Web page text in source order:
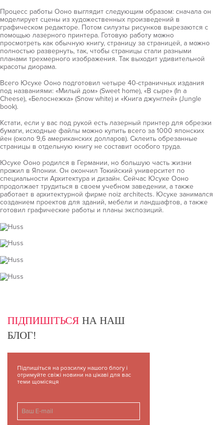
Процесс работы Ооно выглядит следующим образом: сначала он
моделирует сцены из художественных произведений в
графическом редакторе. Потом силуэты рисунков вырезаются с
помощью лазерного принтера. Готовую работу можно
просмотреть как обычную книгу, страницу за страницей, а можно
полностью развернуть, так, чтобы страницы стали разными
планами трехмерного изображения. Так выходит удивительной
красоты диорама.
Всего Юсуке Ооно подготовил четыре 40-страничных издания
под названиями: «Милый дом» (Sweet home), «В сыре» (In a
Cheese), «Белоснежка» (Snow white) и «Книга джунглей» (Jungle
book).
Кстати, если у вас под рукой есть лазерный принтер для обрезки
бумаги, исходные файлы можно купить всего за 1000 японских
йен (около 9,6 американских долларов). Склеить обрезанные
страницы в отдельную книгу не составит особого труда.
Юсуке Ооно родился в Германии, но большую часть жизни
прожил в Японии. Он окончил Токийский университет по
специальности Архитектура и дизайн. Сейчас Юсуке Ооно
продолжает трудиться в своем учебном заведении, а также
работает в архитектурной фирме noiz architects. Юсуке занимался
созданием проектов для зданий, мебели и ландшафтов, а также
готовил графические работы и планы экспозиций.
ПІДПИШІТЬСЯ НА НАШ
БЛОГ!
Підпишіться на розсилку нашого блогу і
отримуйте свіжі новини на цікаві для вас
теми щомісяця